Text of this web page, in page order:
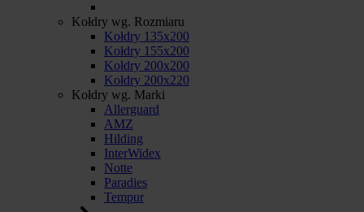
Kołdry wg. Rozmiaru
Kołdry 135x200
Kołdry 155x200
Kołdry 200x200
Kołdry 200x220
Kołdry wg. Marki
Allerguard
AMZ
Hilding
InterWidex
Notte
Paradies
Tempur